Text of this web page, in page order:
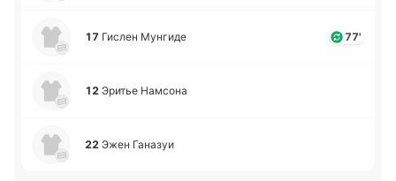
17 Гислен Му­нги­де 77'
12 Эритье На­мсо­на
22 Эжен Га­на­зуи